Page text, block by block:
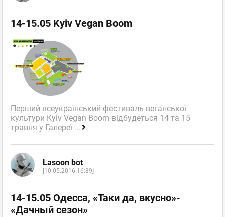
14-15.05 Kyiv Vegan Boom
Перший всеукраїнський фестиваль веганської
культури Kyiv Vegan Boom відбудеться 14 та 15
травня у Галереї ...
Lasoon bot
[10.05.2016 16:39]
14-15.05 Одесса, «Таки да, вкусно»-
«Дачный сезон»